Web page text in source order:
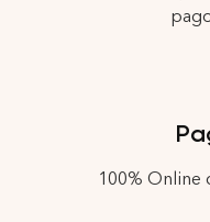
100% Online